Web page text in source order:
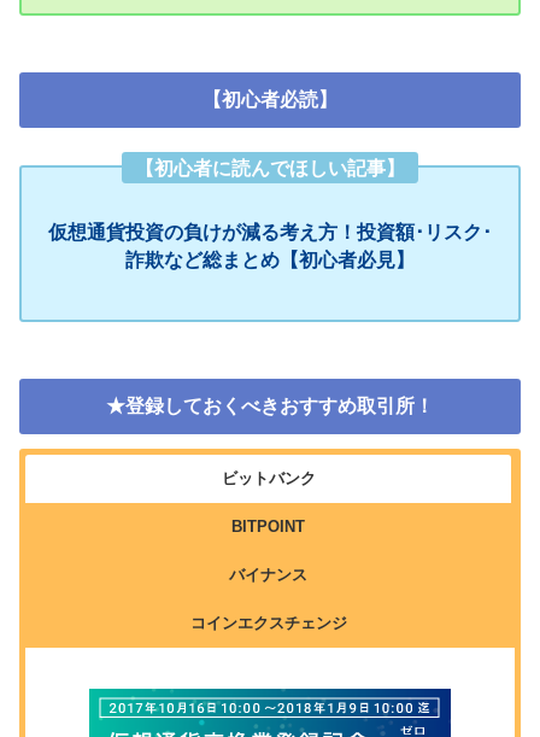
【初心者必読】
【初心者に読んでほしい記事】
仮想通貨投資の負けが減る考え方！投資額･リスク･
詐欺など総まとめ【初心者必見】
★登録しておくべきおすすめ取引所！
ビットバンク
BITPOINT
バイナンス
コインエクスチェンジ